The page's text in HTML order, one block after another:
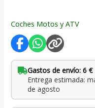
Coches Motos y ATV
Gastos de envío: 6 €
Entrega estimada:
de agosto